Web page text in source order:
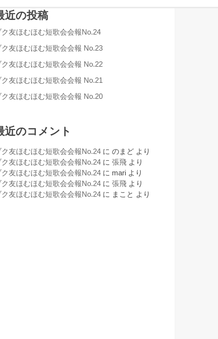
近の投稿
ク友ほむほむ短歌会会報No.24
ク友ほむほむ短歌会会報 No.23
ク友ほむほむ短歌会会報 No.22
ク友ほむほむ短歌会会報 No.21
ク友ほむほむ短歌会会報 No.20
近のコメント
ク友ほむほむ短歌会会報No.24 に のまど より
ク友ほむほむ短歌会会報No.24 に 張飛 より
ク友ほむほむ短歌会会報No.24 に mari より
ク友ほむほむ短歌会会報No.24 に 張飛 より
ク友ほむほむ短歌会会報No.24 に まこと より